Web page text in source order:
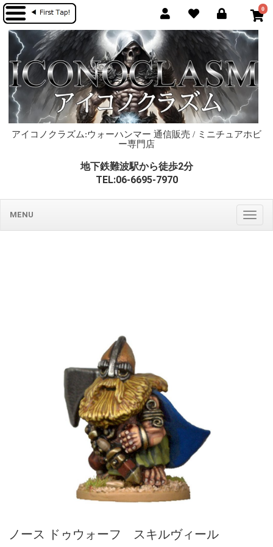
0
アイコノクラズム:ウォーハンマー 通信販売 / ミニチュアホビ
ー専門店
地下鉄難波駅から徒歩2分
TEL:06-6695-7970
MENU
ノース ドゥウォーフ スキルヴィール